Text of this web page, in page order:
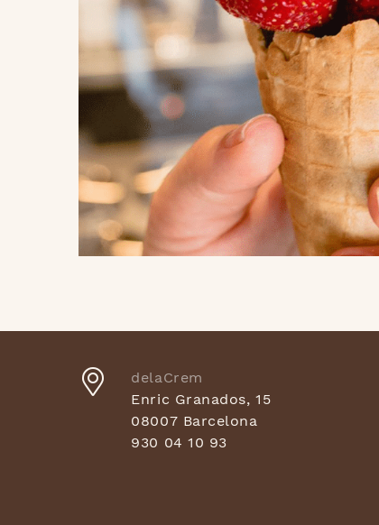
delaCrem
Enric Granados, 15
08007 Barcelona
930 04 10 93